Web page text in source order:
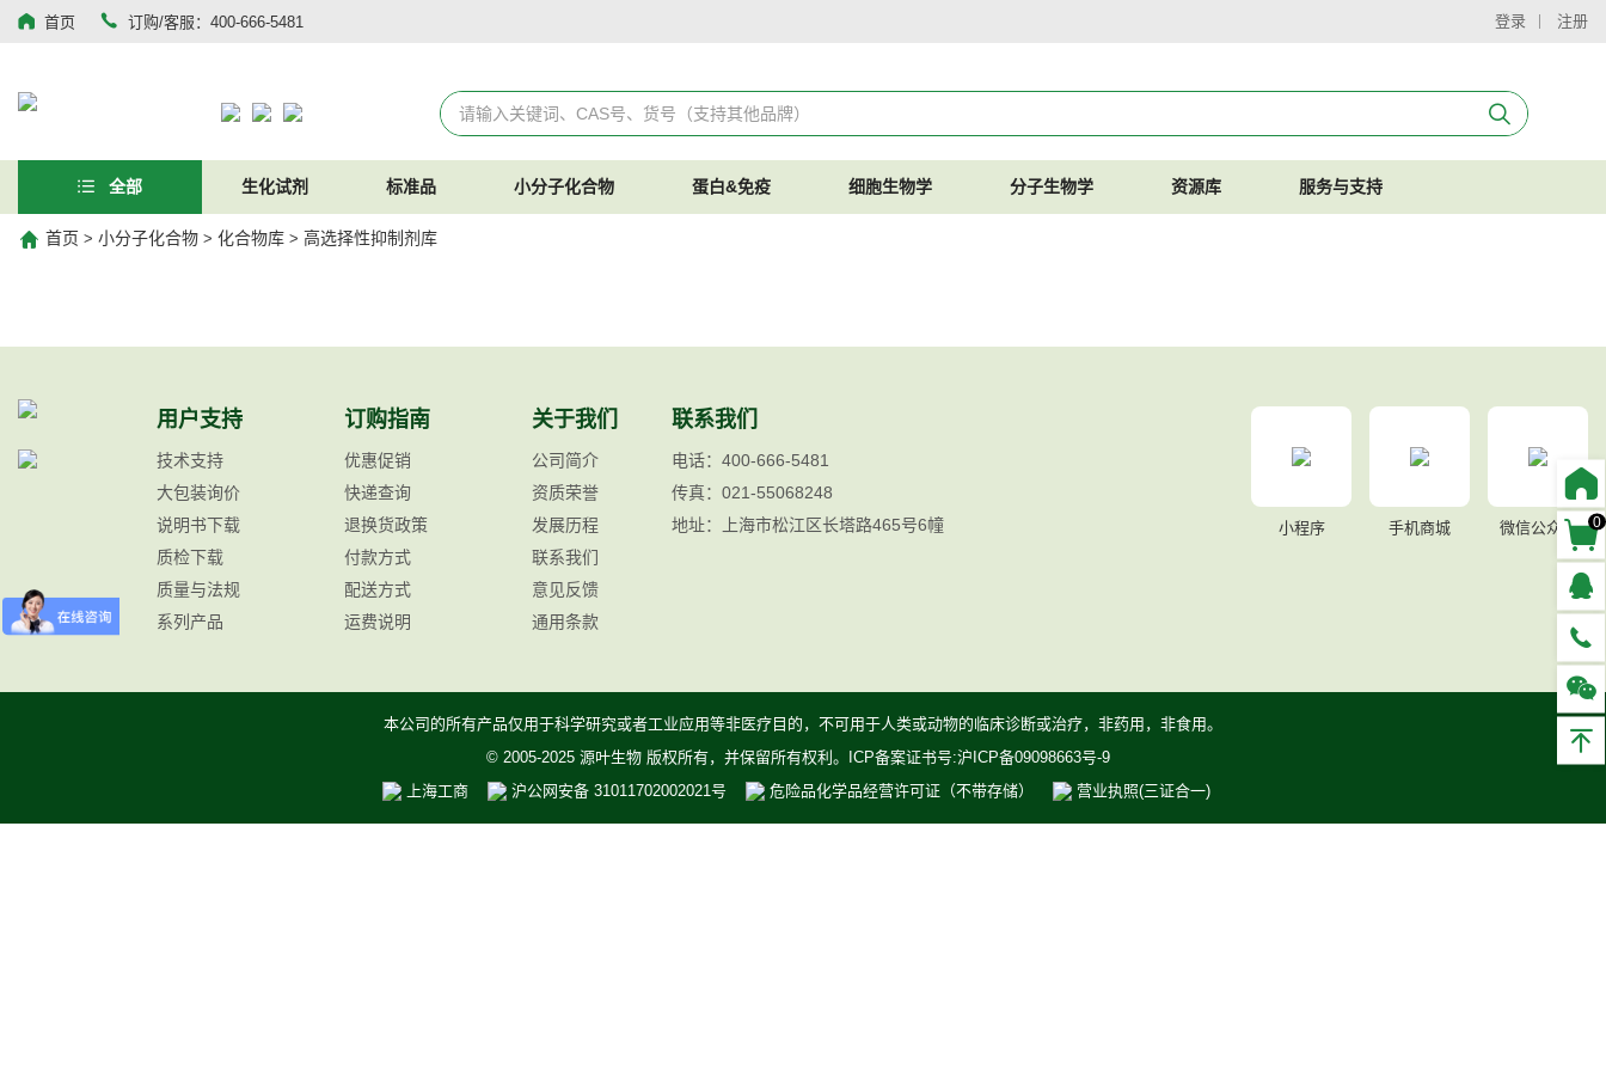
首页 订购/客服：400-666-5481 登录 注册
全部 生化试剂 标准品 小分子化合物 蛋白&免疫 细胞生物学 分子生物学 资源库 服务与支持
首页 > 小分子化合物 > 化合物库 > 高选择性抑制剂库
用户支持
技术支持
大包装询价
说明书下载
质检下载
质量与法规
系列产品
订购指南
优惠促销
快递查询
退换货政策
付款方式
配送方式
运费说明
关于我们
公司简介
资质荣誉
发展历程
联系我们
意见反馈
通用条款
联系我们
电话：400-666-5481
传真：021-55068248
地址：上海市松江区长塔路465号6幢
小程序 手机商城 微信公众号
本公司的所有产品仅用于科学研究或者工业应用等非医疗目的，不可用于人类或动物的临床诊断或治疗，非药用，非食用。
© 2005-2025 源叶生物 版权所有，并保留所有权利。ICP备案证书号:沪ICP备09098663号-9
上海工商
沪公网安备 31011702002021号 危险品化学品经营许可证（不带存储） 营业执照(三证合一)
0